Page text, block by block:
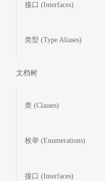
接口 (Interfaces)
类型 (Type Aliases)
文档树
类 (Classes)
枚举 (Enumerations)
接口 (Interfaces)